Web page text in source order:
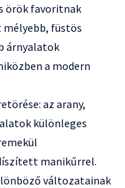
örök favoritnak
füstös
árnyalatok
a modern
az arany,
különleges
manikűrrel.
változatainak